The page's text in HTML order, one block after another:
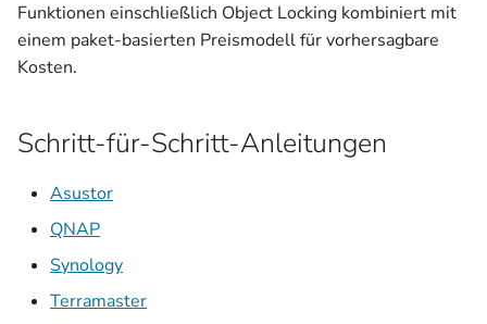
i
n
Unterstützte S3-
Operationen
Backup-Bucket erstellen
Objekt-Sperre
Funktionen einschließlich Object Locking kombiniert mit
einem paket-basierten Preismodell für vorhersagbare
Kosten.
Schritt-für-Schritt-Anleitungen
Asustor
QNAP
Synology
Terramaster